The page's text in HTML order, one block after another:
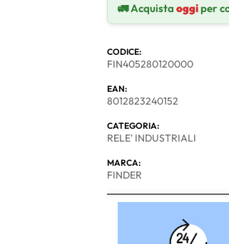
🚛 Acquista oggiper
CODICE:
FIN405280120000
EAN:
8012823240152
CATEGORIA:
RELE' INDUSTRIALI
MARCA:
FINDER